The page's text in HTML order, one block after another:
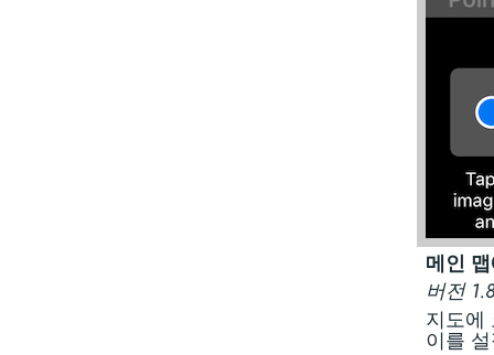
메인
버전
지도에
이를